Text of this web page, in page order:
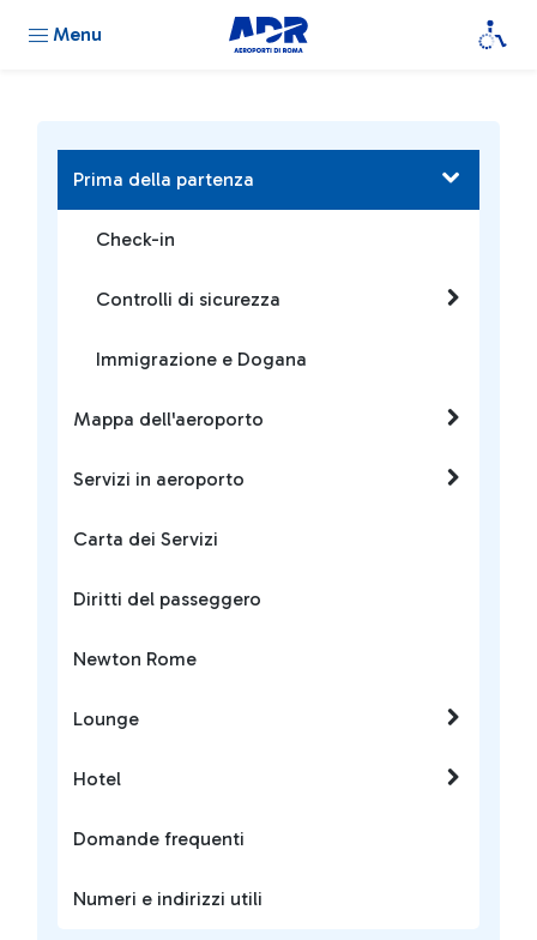
Menu
Prima della partenza
Check-in
Controlli di sicurezza
Immigrazione e Dogana
Mappa dell'aeroporto
Servizi in aeroporto
Carta dei Servizi
Diritti del passeggero
Newton Rome
Lounge
Hotel
Domande frequenti
Numeri e indirizzi utili